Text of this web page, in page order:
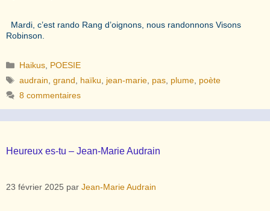
Mardi, c’est rando Rang d’oignons, nous randonnons Visons
Robinson.
Catégories
Haikus POESIE
Étiquettes
audrain ,grand haïku jean-marie pas plume poète
8 commentaires
Heureux es-tu – Jean-Marie Audrain
23 février 2025 par Jean-Marie Audrain